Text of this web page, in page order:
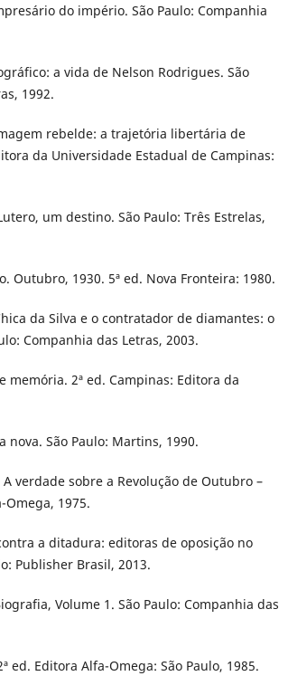
do império. São Paulo: Companhia
a vida de Nelson Rodrigues. São
1992.
rebelde: a trajetória libertária de
da Universidade Estadual de Campinas:
um destino. São Paulo: Três Estrelas,
Outubro, 1930. 5ª ed. Nova Fronteira: 1980.
da Silva e o contratador de diamantes: o
Companhia das Letras, 2003.
memória. 2ª ed. Campinas: Editora da
nova. São Paulo: Martins, 1990.
A verdade sobre a Revolução de Outubro –
Omega, 1975.
a ditadura: editoras de oposição no
Publisher Brasil, 2013.
Volume 1. São Paulo: Companhia das
ed. Editora Alfa-Omega: São Paulo, 1985.